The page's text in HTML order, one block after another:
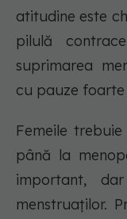
atitudine este
pilulă
suprimarea
cu pauze
Femeile
până la
important,
menstruaților.